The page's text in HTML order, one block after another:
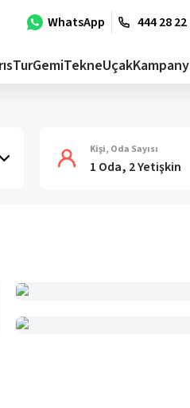
WhatsApp 444 28 22
TurGemiTekneUçak
Kişi, Oda Sayısı
1 Oda, 2 Yetişkin